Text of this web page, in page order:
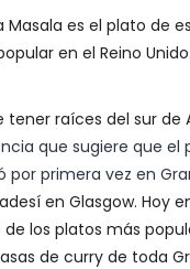
tener raíces del sur de
que sugiere que el
por primera vez en
en Glasgow. Hoy
los platos más
de curry de toda